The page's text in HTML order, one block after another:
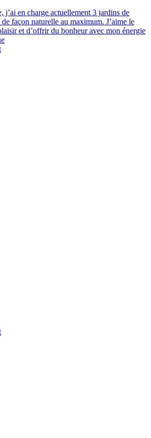
j’ai en charge actuellement 3 jardins de
façon naturelle au maximum. J’aime le
et d’offrir du bonheur avec mon énergie